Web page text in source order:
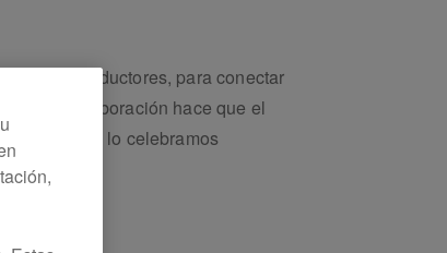
productores, para conectar
colaboración hace que el
online y lo celebramos